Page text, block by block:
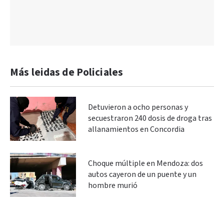
Más leidas de Policiales
Detuvieron a ocho personas y
secuestraron 240 dosis de droga tras
allanamientos en Concordia
Choque múltiple en Mendoza: dos
autos cayeron de un puente y un
hombre murió